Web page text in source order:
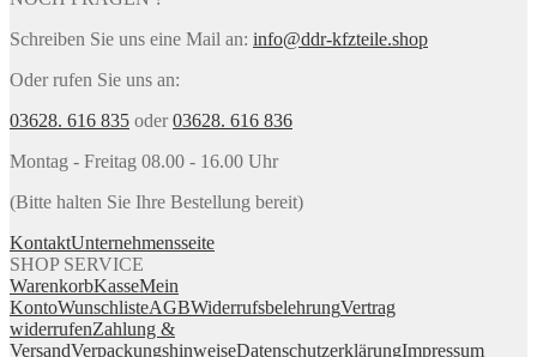
Schreiben Sie uns eine Mail an: info@ddr-kfzteile.shop
Oder rufen Sie uns an:
03628. 616 835 oder03628. 616 836
Montag - Freitag 08.00 - 16.00 Uhr
(Bitte halten Sie Ihre Bestellung bereit)
KontaktUnternehmensseite
SHOP SERVICE
WarenkorbKasseMein
KontoWunschlisteAGBWiderrufsbelehrungVertrag
widerrufenZahlung &
VersandVerpackungshinweiseDatenschutzerklärungImpressum